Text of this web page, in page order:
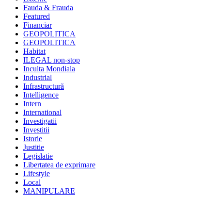
Fauda & Frauda
Featured
Financiar
GEOPOLITICA
GEOPOLITICA
Habitat
ILEGAL non-stop
Inculta Mondiala
Industrial
Infrastructură
Intelligence
Intern
International
Investigatii
Investitii
Istorie
Justitie
Legislatie
Libertatea de exprimare
Lifestyle
Local
MANIPULARE